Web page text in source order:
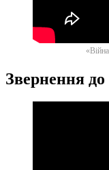
Звернення до